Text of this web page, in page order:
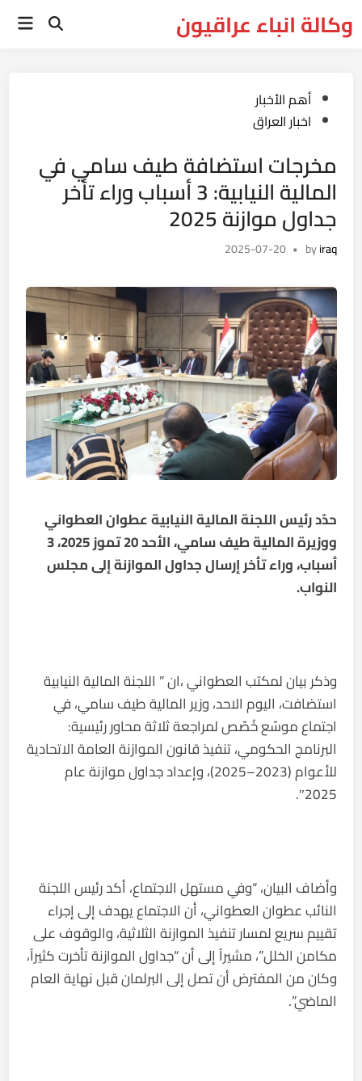
toوكالة انباء عراقيون Open
Posted
in
أهم الأخبار
اخبار العراق
مخرجات استضافة طيف سامي في
المالية النيابية: 3 أسباب وراء تأخر
جداول موازنة 2025
byiraq
•
2025-07-20
حدّد رئيس اللجنة المالية النيابية عطوان العطواني
ووزيرة المالية طيف سامي، الأحد 20 تموز 2025، 3
أسباب، وراء تأخر إرسال جداول الموازنة إلى مجلس
النواب.
وذكر بيان لمكتب العطواني ،ان ” اللجنة المالية النيابية
استضافت، اليوم الاحد، وزير المالية طيف سامي، في
اجتماع موسّع خُصّص لمراجعة ثلاثة محاور رئيسية:
البرنامج الحكومي، تنفيذ قانون الموازنة العامة الاتحادية
للأعوام (2023–2025)، وإعداد جداول موازنة عام
2025″.
وأضاف البيان، “وفي مستهل الاجتماع، أكد رئيس اللجنة
النائب عطوان العطواني، أن الاجتماع يهدف إلى إجراء
تقييم سريع لمسار تنفيذ الموازنة الثلاثية، والوقوف على
مكامن الخلل”، مشيراً إلى أن “جداول الموازنة تأخرت كثيراً،
وكان من المفترض أن تصل إلى البرلمان قبل نهاية العام
الماضي”.